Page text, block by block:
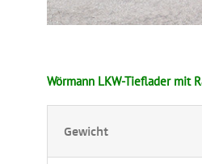
Wörmann LKW-Tieflader mit
Gewicht